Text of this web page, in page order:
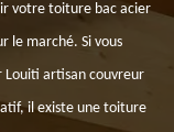
votre toiture bac acier
le marché. Si vous
Louiti artisan couvreur
il existe une toiture